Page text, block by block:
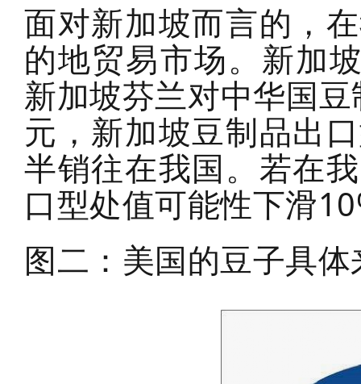
面对新加坡而言的，
的地贸易市场。新加
新加坡芬兰对中华国
元，新加坡豆制品出
半销往在我国。若在
口型处值可能性下滑
图二：美国的豆子具